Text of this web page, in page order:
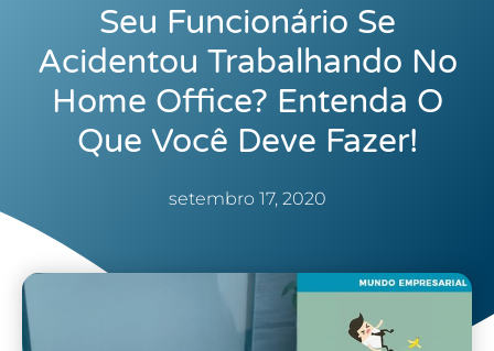
Seu Funcionário Se
Acidentou Trabalhando No
Home Office? Entenda O
Que Você Deve Fazer!
setembro 17, 2020